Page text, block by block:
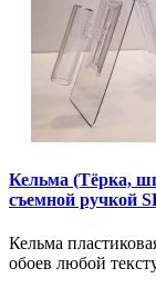
Кельма (Тёрка,
съемной ручкой
Кельма
обоев любой